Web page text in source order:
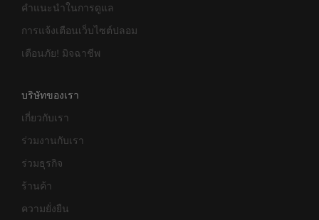
คำแนะนำในการดูแล
การแจ้งเตือนเว็บไซต์ปลอม
เตือนภัย! มิจฉาชีพ
บริษัทของเรา
เกี่ยวกับเรา
ร่วมงานกับเรา
ร่วมธุรกิจ
ร้านค้า
ความยั่งยืน